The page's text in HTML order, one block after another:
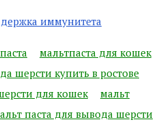
иммунитета
мальтпаста для кошек
шерсти купить в ростове
для кошек
мальт
паста для вывода шерсти